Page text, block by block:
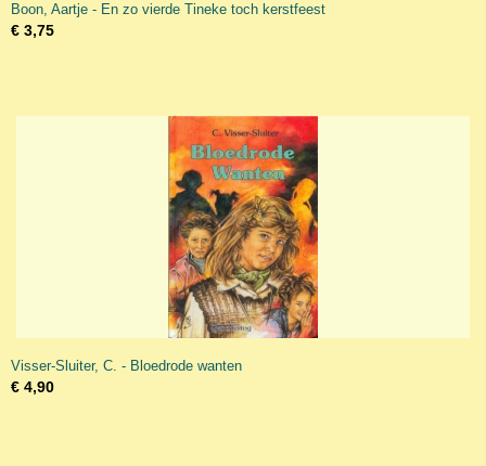
Boon, Aartje - En zo vierde Tineke toch kerstfeest
€ 3,75
Visser-Sluiter, C. - Bloedrode wanten
€ 4,90